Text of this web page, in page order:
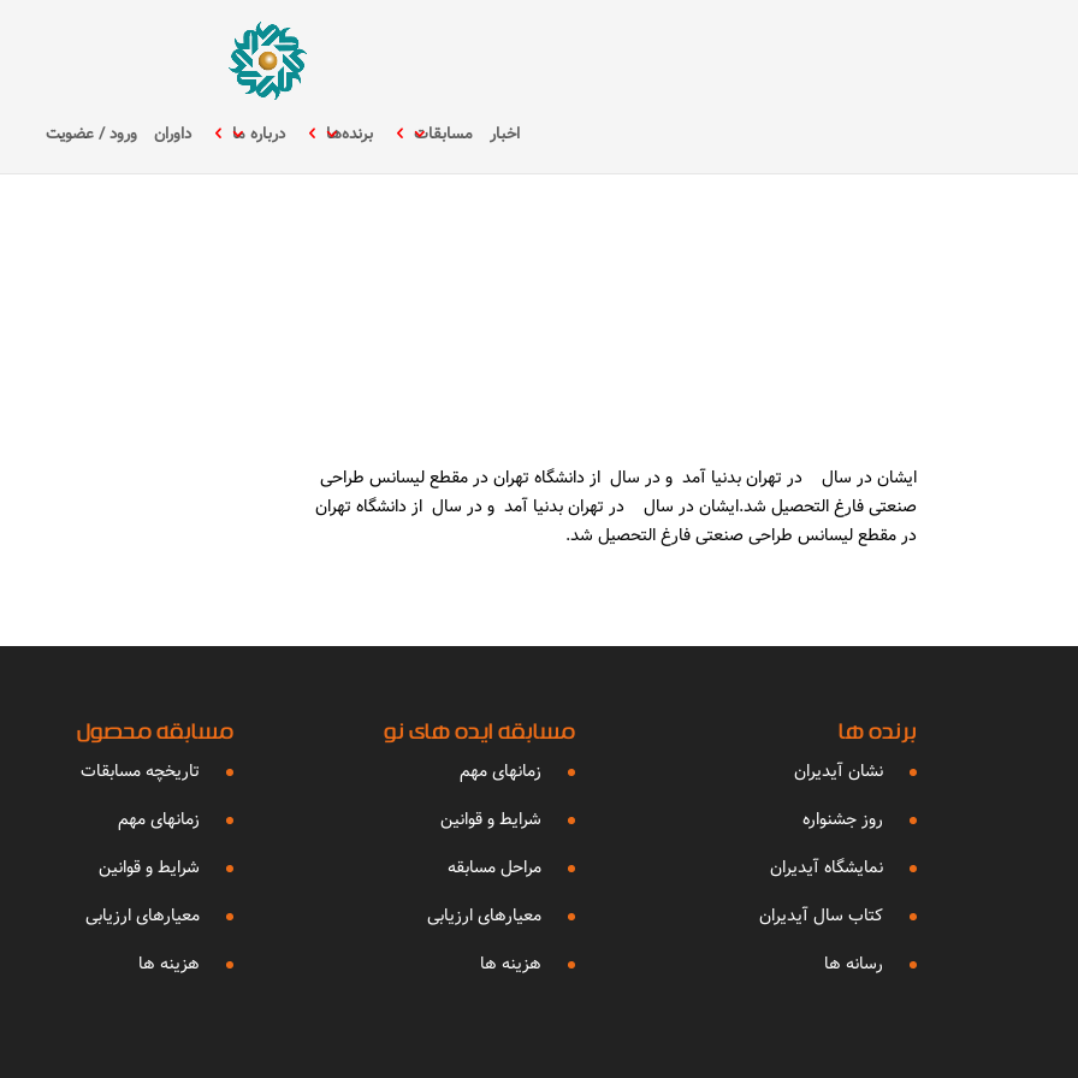
اخبار مسابقات برنده‌ها درباره ما داوران ورود / عضویت
ایشان در سال در تهران بدنیا آمد و در سال از دانشگاه تهران در مقطع لیسانس طراحی
صنعتی فارغ التحصیل شد.ایشان در سال در تهران بدنیا آمد و در سال از دانشگاه تهران
در مقطع لیسانس طراحی صنعتی فارغ التحصیل شد.
برنده ها
نشان آیدیران
روز جشنواره
نمایشگاه آیدیران
کتاب سال آیدیران
رسانه ها
مسابقه ایده های نو
زمانهای مهم
شرایط و قوانین
مراحل مسابقه
معیارهای ارزیابی
هزینه ها
مسابقه محصول
تاریخچه مسابقات
زمانهای مهم
شرایط و قوانین
معیارهای ارزیابی
هزینه ها